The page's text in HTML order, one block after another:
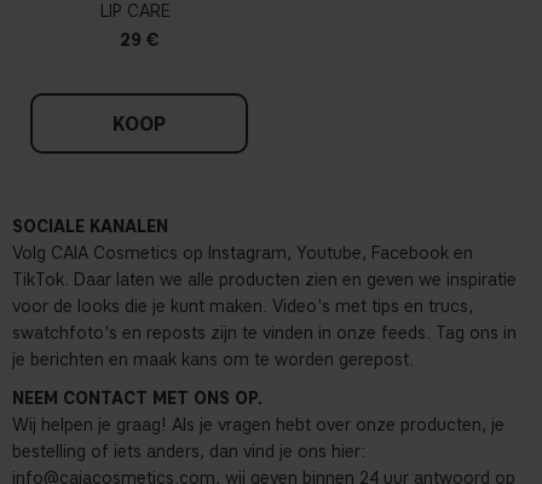
LIP CARE
29 €
KOOP
SOCIALE KANALEN
Volg CAIA Cosmetics op Instagram, Youtube, Facebook en
TikTok. Daar laten we alle producten zien en geven we inspiratie
voor de looks die je kunt maken. Video's met tips en trucs,
swatchfoto's en reposts zijn te vinden in onze feeds. Tag ons in
je berichten en maak kans om te worden gerepost.
NEEM CONTACT MET ONS OP.
Wij helpen je graag! Als je vragen hebt over onze producten, je
bestelling of iets anders, dan vind je ons hier:
info@caiacosmetics.com, wij geven binnen 24 uur antwoord op